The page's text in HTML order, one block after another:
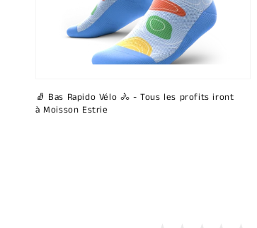
🧦 Bas Rapido Vélo 🚴 - Tous les profits iront
à Moisson Estrie